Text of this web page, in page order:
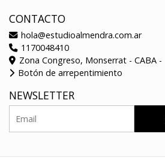
CONTACTO
hola@estudioalmendra.com.ar
1170048410
Zona Congreso, Monserrat - CABA -
Botón de arrepentimiento
NEWSLETTER